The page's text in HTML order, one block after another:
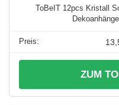
ToBeIT 12pcs Kristall
ZUM